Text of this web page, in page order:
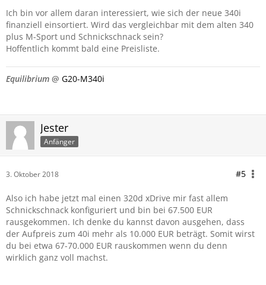
Ich bin vor allem daran interessiert, wie sich der neue 340i
finanziell einsortiert. Wird das vergleichbar mit dem alten 340
plus M-Sport und Schnickschnack sein?
Hoffentlich kommt bald eine Preisliste.
Equilibrium @ G20-M340i
Jester
Anfänger
3. Oktober 2018 #5
Also ich habe jetzt mal einen 320d xDrive mir fast allem
Schnickschnack konfiguriert und bin bei 67.500 EUR
rausgekommen. Ich denke du kannst davon ausgehen, dass
der Aufpreis zum 40i mehr als 10.000 EUR beträgt. Somit wirst
du bei etwa 67-70.000 EUR rauskommen wenn du denn
wirklich ganz voll machst.